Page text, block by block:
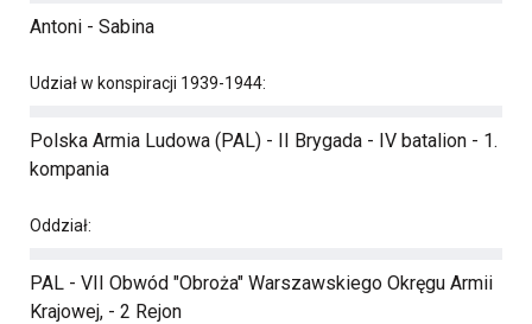
Antoni - Sabina
Udział w konspiracji 1939-1944:
Polska Armia Ludowa (PAL) - II Brygada - IV batalion - 1.
kompania
Oddział:
PAL - VII Obwód "Obroża" Warszawskiego Okręgu Armii
Krajowej, - 2 Rejon